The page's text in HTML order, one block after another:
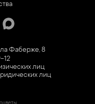
Фаберже, 8
12
лиц
лиц